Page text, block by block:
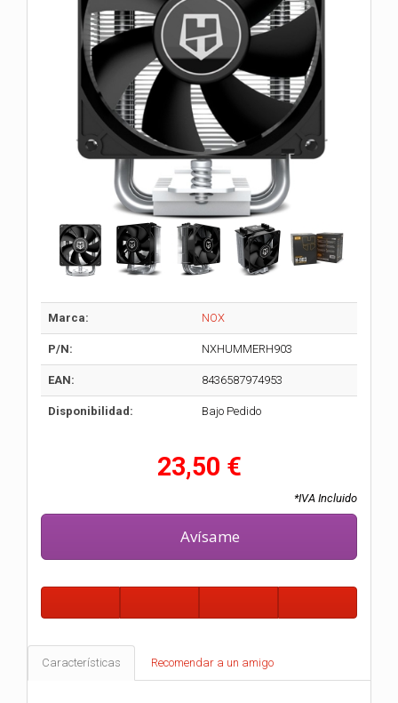
Marca: NOX
P/N: NXHUMMERH903
EAN: 8436587974953
Disponibilidad: Bajo Pedido
23,50 €
*IVA Incluido
Avísame
Características Recomendar a un amigo